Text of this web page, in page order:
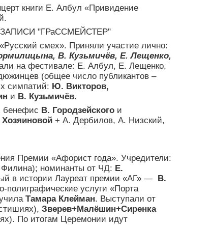
книги Е. Албул «Привидение
"ГРаССМЕЙСТЕР"
смех». Приняли участие лично:
В. Кузьмичёв, Е. Лещенко,
на фестивале: Е. Албул, Е. Лещенко,
(общее число публикантов –
симпатий: Ю. Викторов,
и В. Кузьмичёв.
бенефис В. Городзейского и
+ А. Дербилов, А. Низский,
Премии «Афорист года». Учредители:
номинанты от ЧД: Е.
в истории Лауреат премии «АГ» —
В.
полиграфические услуги «Порта
Тамара Клейман. Выступали от
Зверев+Малёшин+Сиренка
По итогам Церемонии идут